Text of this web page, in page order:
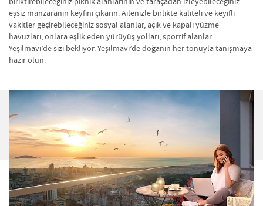
eşsiz manzaranın keyfini çıkarın. Ailenizle birlikte kaliteli ve keyifli
vakitler geçirebileceğiniz sosyal alanlar, açık ve kapalı yüzme
havuzları, onlara eşlik eden yürüyüş yolları, sportif alanlar
Yeşilmavi’de sizi bekliyor. Yeşilmavi’de doğanın her tonuyla tanışmaya
hazır olun.